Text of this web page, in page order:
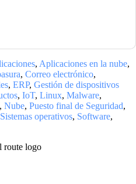
, Aplicaciones en la nube,
, Correo electrónico,
, ERP, Gestión de dispositivos
, IoT, Linux, Malware,
, Nube, Puesto final de Seguridad,
Sistemas operativos, Software,